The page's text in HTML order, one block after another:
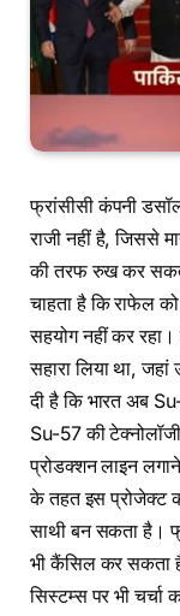
फ्रांसीसी कंपनी
राजी नहीं है, जिससे
की तरफ रुख कर
चाहता है कि राफेल
सहयोग नहीं कर
सहारा लिया था, जहां
दी है कि भारत अब
Su-57 की
प्रोडक्शन लाइन
के तहत इस प्रोजेक्ट
साथी बन सकता है।
भी कैंसिल कर सकता
सिस्टम्स पर भी चर्चा